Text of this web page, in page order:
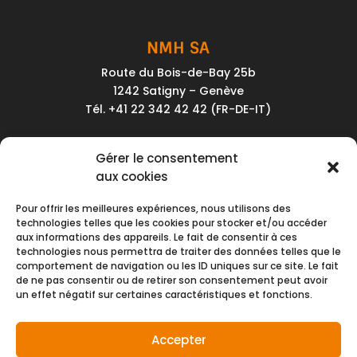
Gérer le consentement
aux cookies
Pour offrir les meilleures expériences, nous utilisons des
technologies telles que les cookies pour stocker et/ou accéder
aux informations des appareils. Le fait de consentir à ces
technologies nous permettra de traiter des données telles que le
comportement de navigation ou les ID uniques sur ce site. Le fait
de ne pas consentir ou de retirer son consentement peut avoir
un effet négatif sur certaines caractéristiques et fonctions.
Accepter
NMH SA
Route du Bois-de-Bay 25b
1242 Satigny – Genève
Tél. +41 22 342 42 42 (FR-DE-IT)
Service client
Conditions générales de vente
Impressum
Nous contacter
Moyens de paiement